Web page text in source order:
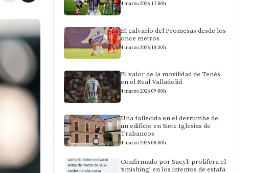
4 marzo 2026 17:00h
El calvario del Promesas desde los
once metros
4 marzo 2026 10:30h
El valor de la movilidad de Tenés
en el Real Valladolid
4 marzo 2026 09:00h
Una fallecida en el derrumbe de
un edificio en Siete Iglesias de
Trabancos
4 marzo 2026 08:00h
Confirmado por Sacyl: prolifera el
‘smishing’ en los intentos de estafa